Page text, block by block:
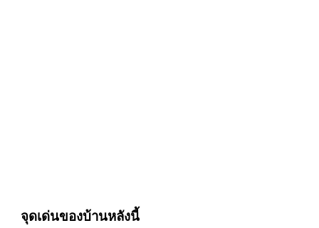
จุดเด่นของบ้านหลังนี้